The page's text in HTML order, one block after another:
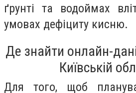
ґрунті та водоймах
умовах дефіциту кисню.
Де знайти онлайн-
Київській
Для того, щоб